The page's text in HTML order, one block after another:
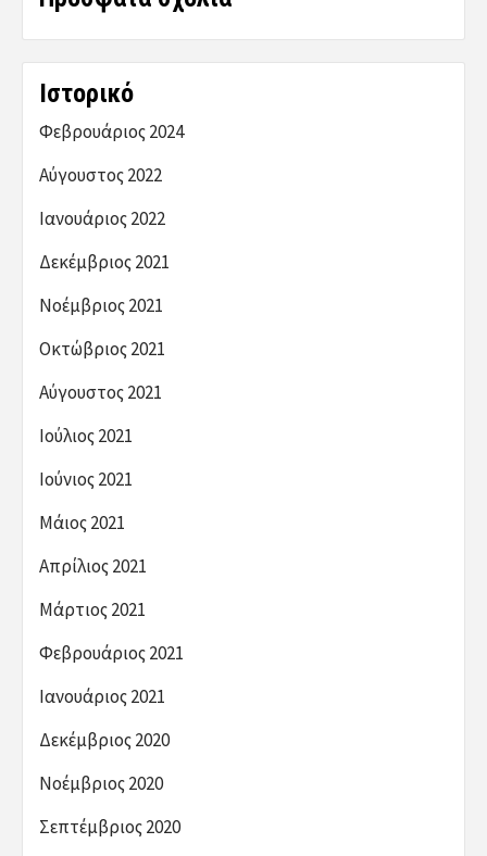
Ιστορικό
Φεβρουάριος 2024
Αύγουστος 2022
Ιανουάριος 2022
Δεκέμβριος 2021
Νοέμβριος 2021
Οκτώβριος 2021
Αύγουστος 2021
Ιούλιος 2021
Ιούνιος 2021
Μάιος 2021
Απρίλιος 2021
Μάρτιος 2021
Φεβρουάριος 2021
Ιανουάριος 2021
Δεκέμβριος 2020
Νοέμβριος 2020
Σεπτέμβριος 2020